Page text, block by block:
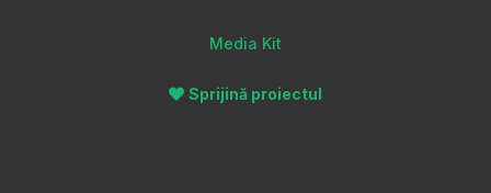
Media Kit
Sprijină proiectul